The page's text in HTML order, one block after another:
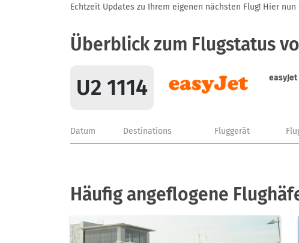
Echtzeit Updates zu Ihrem eigenen nächsten Flug! Hier
Überblick zum Flugstatus
U2 1114 easyJet
Datum Destinations Fluggerät
Häufig angeflogene